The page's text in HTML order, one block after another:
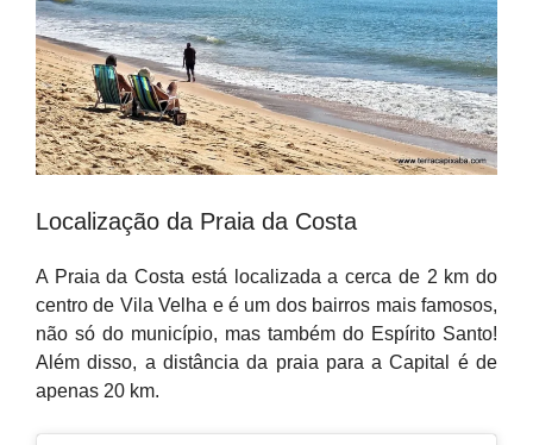
Localização da Praia da Costa
A Praia da Costa está localizada a cerca de 2 km do
centro de Vila Velha e é um dos bairros mais famosos,
não só do município, mas também do Espírito Santo!
Além disso, a distância da praia para a Capital é de
apenas 20 km.